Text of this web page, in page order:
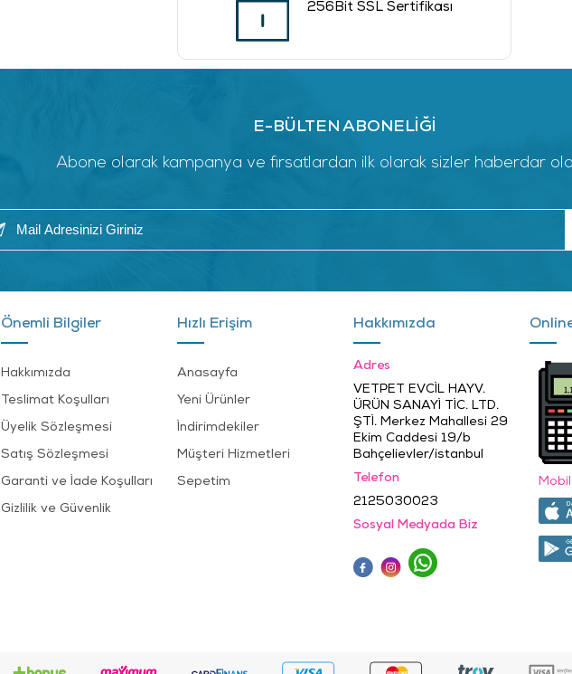
256Bit SSL Sertifikası
E-BÜLTEN ABONELİĞİ
Abone olarak kampanya ve fırsatlardan ilk olarak sizler haberdar
Önemli Bilgiler
Hakkımızda
Teslimat Koşulları
Üyelik Sözleşmesi
Satış Sözleşmesi
Garanti ve İade Koşulları
Gizlilik ve Güvenlik
Hızlı Erişim
Anasayfa
Yeni Ürünler
İndirimdekiler
Müşteri Hizmetleri
Sepetim
Hakkımızda
Adres
VETPET EVCİL HAYV.
ÜRÜN SANAYİ TİC. LTD.
ŞTİ. Merkez Mahallesi 29
Ekim Caddesi 19/b
Bahçelievler/istanbul
Telefon
2125030023
Sosyal Medyada Biz